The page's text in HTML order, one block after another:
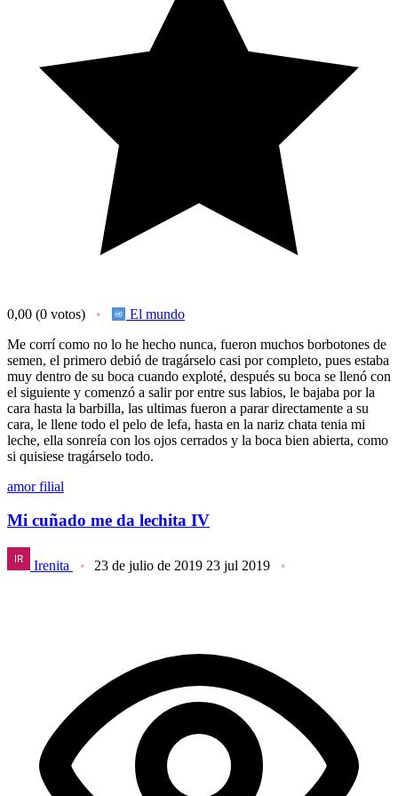
0,00 (0 votos)
El mundo
Me corrí como no lo he hecho nunca, fueron muchos borbotones de
semen, el primero debió de tragárselo casi por completo, pues estaba
muy dentro de su boca cuando exploté, después su boca se llenó con
el siguiente y comenzó a salir por entre sus labios, le bajaba por la
cara hasta la barbilla, las ultimas fueron a parar directamente a su
cara, le llene todo el pelo de lefa, hasta en la nariz chata tenia mi
leche, ella sonreía con los ojos cerrados y la boca bien abierta, como
si quisiese tragárselo todo.
amor filial
Mi cuñado me da lechita IV
Irenita 23 de julio de 2019 23 jul 2019